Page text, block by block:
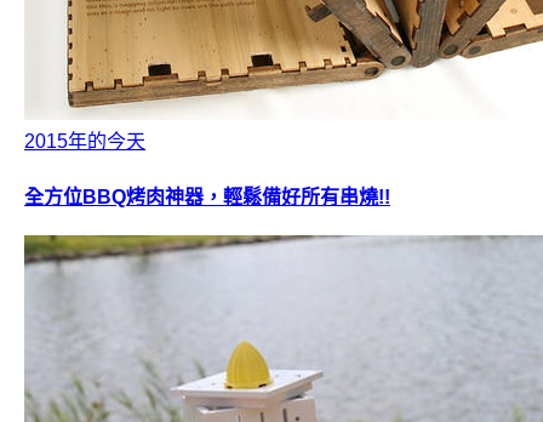
2015年的今天
全方位BBQ烤肉神器，輕鬆備好所有串燒!!